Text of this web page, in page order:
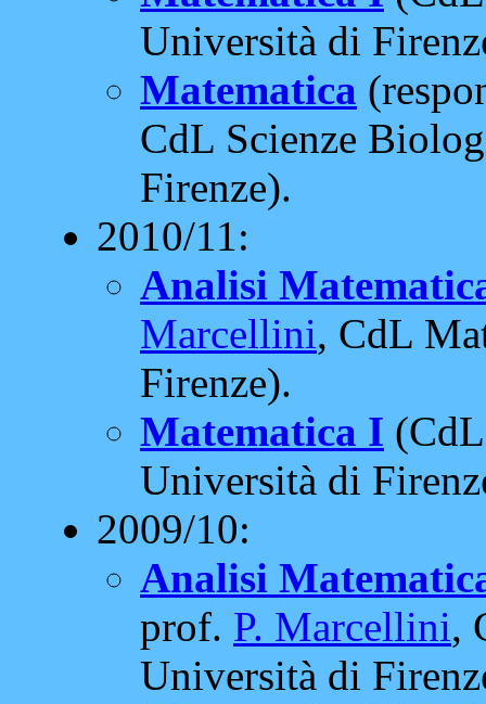
Università di
Matematica
CdL Scienze
Firenze).
2010/11:
Analisi
Marcellini, CdL
Firenze).
Matematica I
Università di
2009/10:
Analisi
prof. P. Marcellini,
Università di